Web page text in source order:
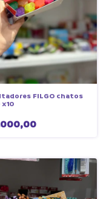
FILGO chatos
x10